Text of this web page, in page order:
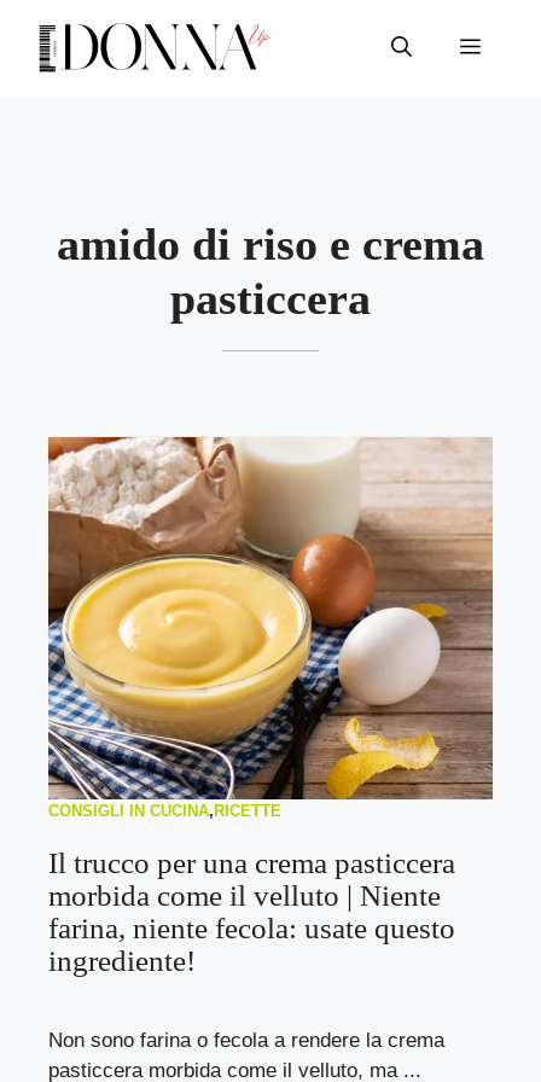
contenuto
Menu
amido di riso e crema
pasticcera
CONSIGLI IN CUCINA, RICETTE
Il trucco per una crema pasticcera
morbida come il velluto | Niente
farina, niente fecola: usate questo
ingrediente!
Non sono farina o fecola a rendere la crema
pasticcera morbida come il velluto, ma ...